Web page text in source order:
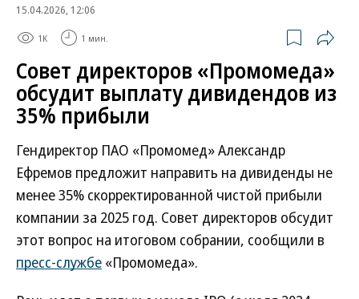
15.04.2026, 12:06
1K 1 мин.
Совет директоров «Промомеда»
обсудит выплату дивидендов из
35% прибыли
Гендиректор ПАО «Промомед» Александр
Ефремов предложит направить на дивиденды не
менее 35% скорректированной чистой прибыли
компании за 2025 год. Совет директоров обсудит
этот вопрос на итоговом собрании, сообщили в
пресс-службе «Промомеда».